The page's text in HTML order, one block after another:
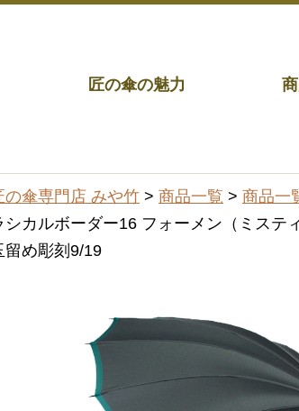
匠の傘の魅力
の傘専門店 みや竹 > 商品一覧 > 商品一
シカルボーダー16 フォーメン（ミス
留め彫刻9/19